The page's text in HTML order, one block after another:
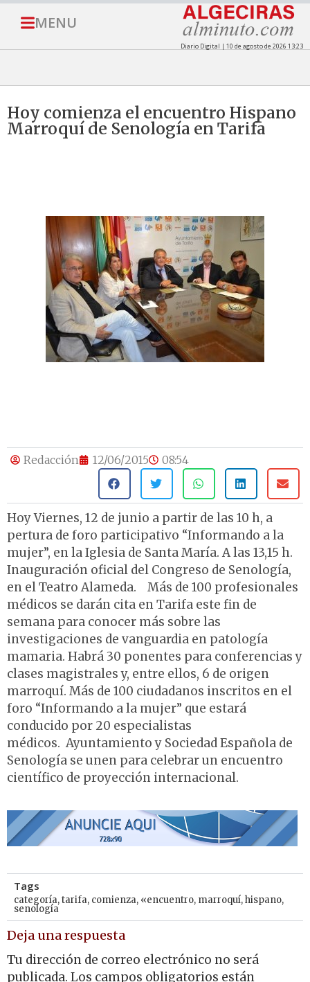
MENU
Diario Digital | 10 de agosto de 2026 13:23
Hoy comienza el encuentro Hispano
Marroquí de Senología en Tarifa
Redacción 12/06/2015 08:54
Hoy Viernes, 12 de junio a partir de las 10 h, a
pertura de foro participativo “Informando a la
mujer”, en la Iglesia de Santa María. A las 13,15 h.
Inauguración oficial del Congreso de Senología,
en el Teatro Alameda. Más de 100 profesionales
médicos se darán cita en Tarifa este fin de
semana para conocer más sobre las
investigaciones de vanguardia en patología
mamaria. Habrá 30 ponentes para conferencias y
clases magistrales y, entre ellos, 6 de origen
marroquí. Más de 100 ciudadanos inscritos en el
foro “Informando a la mujer” que estará
conducido por 20 especialistas
médicos. Ayuntamiento y Sociedad Española de
Senología se unen para celebrar un encuentro
científico de proyección internacional.
Tags
categoría,tarifa, comienza, «encuentro, marroquí,hispano,
senología
Deja una respuesta
Tu dirección de correo electrónico no será
publicada. Los campos obligatorios están